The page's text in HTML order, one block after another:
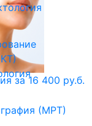
за 16 400 ру.б.
(МРТ)